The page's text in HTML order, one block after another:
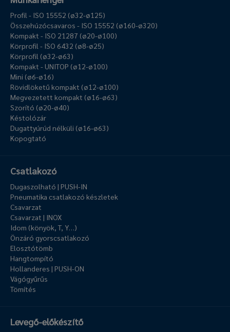
Profil - ISO 15552 (ø32-ø125)
Összehúzócsavaros - ISO 15552 (ø160-ø320)
Kompakt - ISO 21287 (ø20-ø100)
Körprofil - ISO 6432 (ø8-ø25)
Körprofil (ø32-ø63)
Kompakt - UNITOP (ø12-ø100)
Mini (ø6-ø16)
Rövidlöketű kompakt (ø12-ø100)
Megvezetett kompakt (ø16-ø63)
Szorító (ø20-ø40)
Késtolózár
Dugattyúrúd nélküli (ø16-ø63)
Kopogtató
Csatlakozó
Dugaszolható | PUSH-IN
Pneumatika csatlakozó készletek
Csavarzat
Csavarzat | INOX
Idom (könyök, T, Y…)
Önzáró gyorscsatlakozó
Elosztótömb
Hangtompító
Hollanderes | PUSH-ON
Vágógyűrűs
Tömítés
Levegő-előkészítő